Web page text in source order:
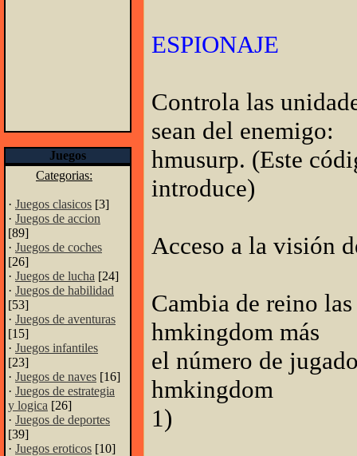
Juegos
Categorias:
· Juegos clasicos [3]
· Juegos de accion
[89]
· Juegos de coches
[26]
· Juegos de lucha [24]
· Juegos de habilidad
[53]
· Juegos de aventuras
[15]
· Juegos infantiles
[23]
· Juegos de naves [16]
· Juegos de estrategia
y logica [26]
· Juegos de deportes
[39]
· Juegos eroticos [10]
ESPIONAJE
Controla las
sean del enemigo:
hmusurp. (Este
introduce)
Acceso a la visión
Cambia de reino
hmkingdom más
el número de
hmkingdom
1)